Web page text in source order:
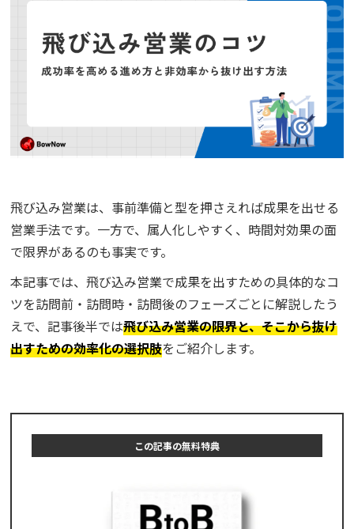
アカウント発行
資料ダウンロード
お問い合わせ
マニュアルサイト
飛び込み営業は、事前準備と型を押さえれば成果を出せる
営業手法です。一方で、属人化しやすく、時間対効果の面
で限界があるのも事実です。
本記事では、飛び込み営業で成果を出すための具体的なコ
ツを訪問前・訪問時・訪問後のフェーズごとに解説したう
えで、記事後半では飛び込み営業の限界と、そこから抜け
出すための効率化の選択肢をご紹介します。
この記事の無料特典